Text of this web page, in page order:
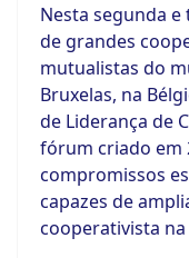
Nesta segunda e
de grandes
mutualistas do
Bruxelas, na
de Liderança de
fórum criado em
compromissos
capazes de
cooperativista